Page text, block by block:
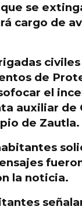
se
cargo de
civiles
de
el
auxiliar de
de Zautla.
la noticia.